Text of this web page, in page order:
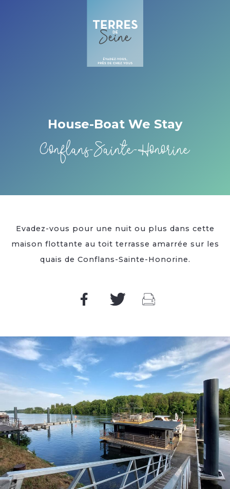
House-Boat We Stay
Conflans-Sainte-Honorine
Evadez-vous pour une nuit ou plus dans cette
maison flottante au toit terrasse amarrée sur les
quais de Conflans-Sainte-Honorine.